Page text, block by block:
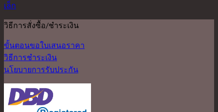
เล็ก
วิธีการสั่งซื้อ/ชำระเงิน
ขั้นตอนขอใบเสนอราคา
วิธีการชำระเงิน
นโยบายการรับประกัน